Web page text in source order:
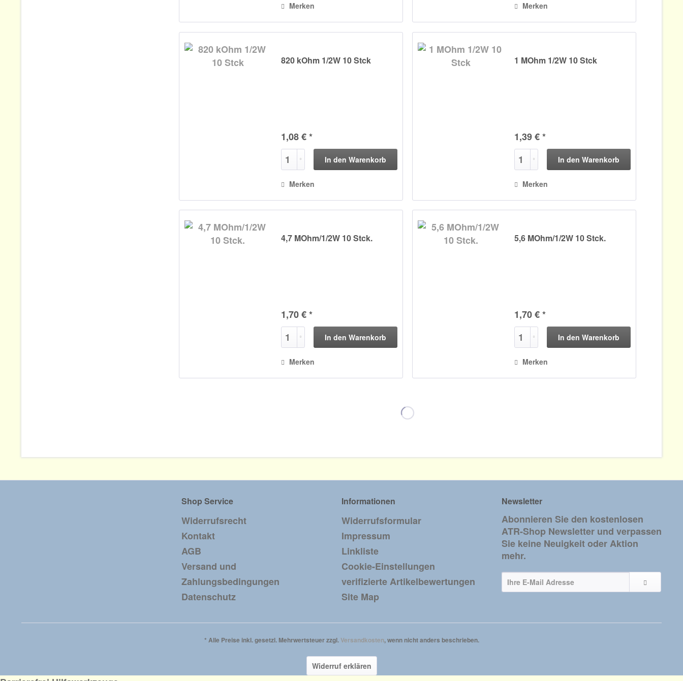
Merken Merken
820 kOhm 1/2W 10 Stck
1,08 € *
In den Warenkorb
Merken
1 MOhm 1/2W 10 Stck
1,39 € *
In den Warenkorb
Merken
4,7 MOhm/1/2W 10 Stck.
1,70 € *
In den Warenkorb
Merken
5,6 MOhm/1/2W 10 Stck.
1,70 € *
In den Warenkorb
Merken
Shop Service
Widerrufsrecht
Kontakt
AGB
Versand und
Zahlungsbedingungen
Datenschutz
Informationen
Widerrufsformular
Impressum
Linkliste
Cookie-Einstellungen
verifizierte Artikelbewertungen
Site Map
Newsletter
Abonnieren Sie den kostenlosen
ATR-Shop Newsletter und verpassen
Sie keine Neuigkeit oder Aktion
mehr.
* Alle Preise inkl. gesetzl. Mehrwertsteuer zzgl.Versandkosten, wenn nicht anders beschrieben.
Widerruf erklären